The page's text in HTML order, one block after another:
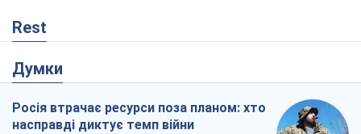
Rest
Думки
Росія втрачає ресурси поза планом: хто
насправді диктує темп війни